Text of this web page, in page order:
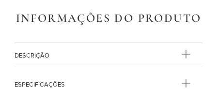
INFORMAÇÕES DO PRODUTO
DESCRIÇÃO
ESPECIFICAÇÕES